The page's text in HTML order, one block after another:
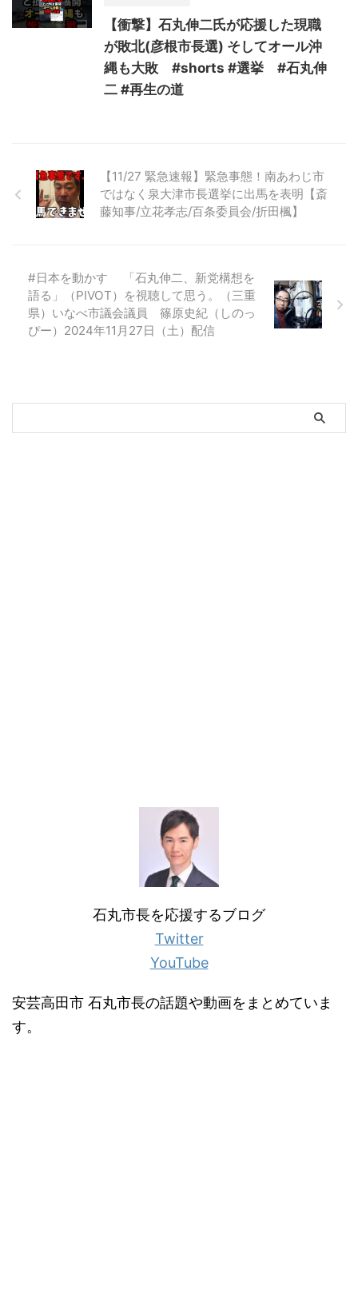
【衝撃】石丸伸二氏が応援した現職
が敗北(彦根市長選) そしてオール沖
縄も大敗 #shorts #選挙 #石丸伸
二 #再生の道
【11/27 緊急速報】緊急事態！南あわじ市
ではなく泉大津市長選挙に出馬を表明【斎
藤知事/立花孝志/百条委員会/折田楓】
#日本を動かす 「石丸伸二、新党構想を
語る」（PIVOT）を視聴して思う。（三重
県）いなべ市議会議員 篠原史紀（しのっ
ぴー）2024年11月27日（土）配信
石丸市長を応援するブログ
Twitter
YouTube
安芸高田市 石丸市長の話題や動画をまとめていま
す。